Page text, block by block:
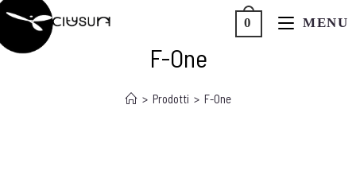
0 MENU
F-One
> Prodotti > F-One